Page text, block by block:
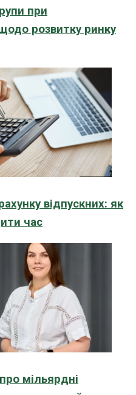
при
розвитку ринку
відпускних: як
час
мільярдні